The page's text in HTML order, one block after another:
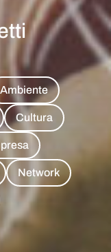
Ambiente
Cultura
Network